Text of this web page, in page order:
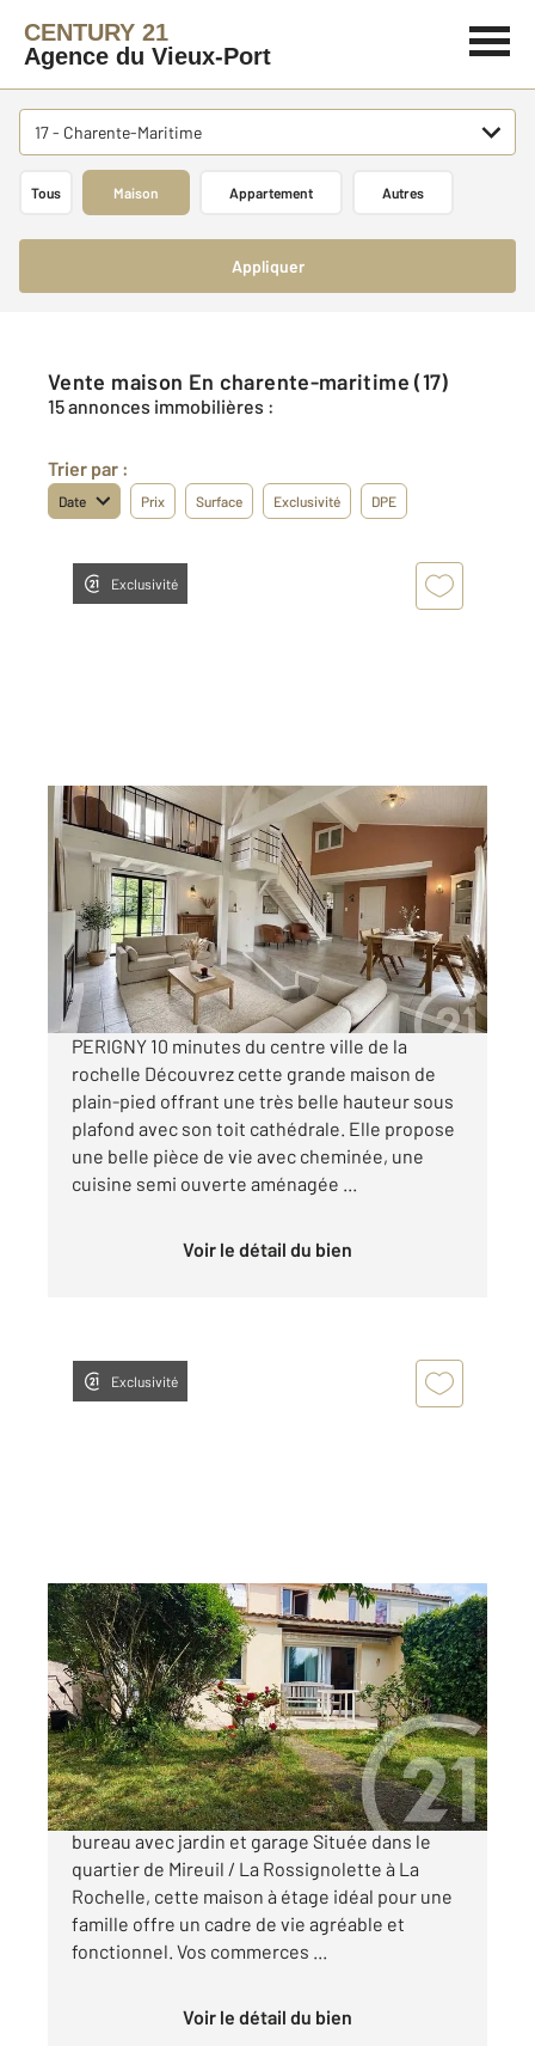
CENTURY 21
Agence du Vieux-Port
17 - Charente-Maritime
Tous Maison Appartement Autres
Appliquer
Vente maison En charente-maritime (17)
15 annonces immobilières :
Trier par :
Date Prix Surface Exclusivité DPE
Exclusivité
LA ROCHELLE 17
145 m2, 5 pièces
Ref : 18457
Maison à vendre
459 000 €
Visiter le site dédié
PERIGNY 10 minutes du centre ville de la
rochelle Découvrez cette grande maison de
plain-pied offrant une très belle hauteur sous
plafond avec son toit cathédrale. Elle propose
une belle pièce de vie avec cheminée, une
cuisine semi ouverte aménagée ...
Voir le détail du bien
Exclusivité
LA ROCHELLE 17
110 m2, 6 pièces
Ref : 18488
Maison à vendre
317 300 €
LA ROCHELLE - Maison familiale 4 chambres +
bureau avec jardin et garage Située dans le
quartier de Mireuil / La Rossignolette à La
Rochelle, cette maison à étage idéal pour une
famille offre un cadre de vie agréable et
fonctionnel. Vos commerces ...
Voir le détail du bien